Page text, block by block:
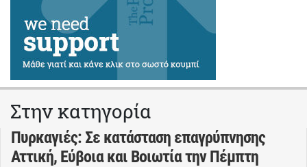
Στην κατηγορία
Πυρκαγιές: Σε κατάσταση επαγρύπνησης
Αττική, Εύβοια και Βοιωτία την Πέμπτη